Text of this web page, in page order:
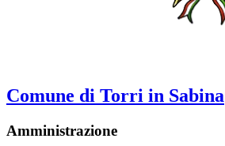
Comune di Torri in Sabina
Amministrazione